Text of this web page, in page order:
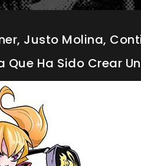
Justo Molina,
Que Ha Sido Crear